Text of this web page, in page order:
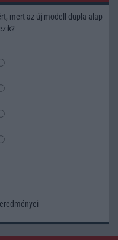
mert az új modell dupla alap